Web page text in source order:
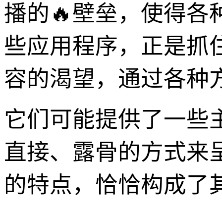
播的🔥壁垒，使得各
些应用程序，正是抓
容的渴望，通过各种
它们可能提供了一些
直接、露骨的方式来
的特点，恰恰构成了